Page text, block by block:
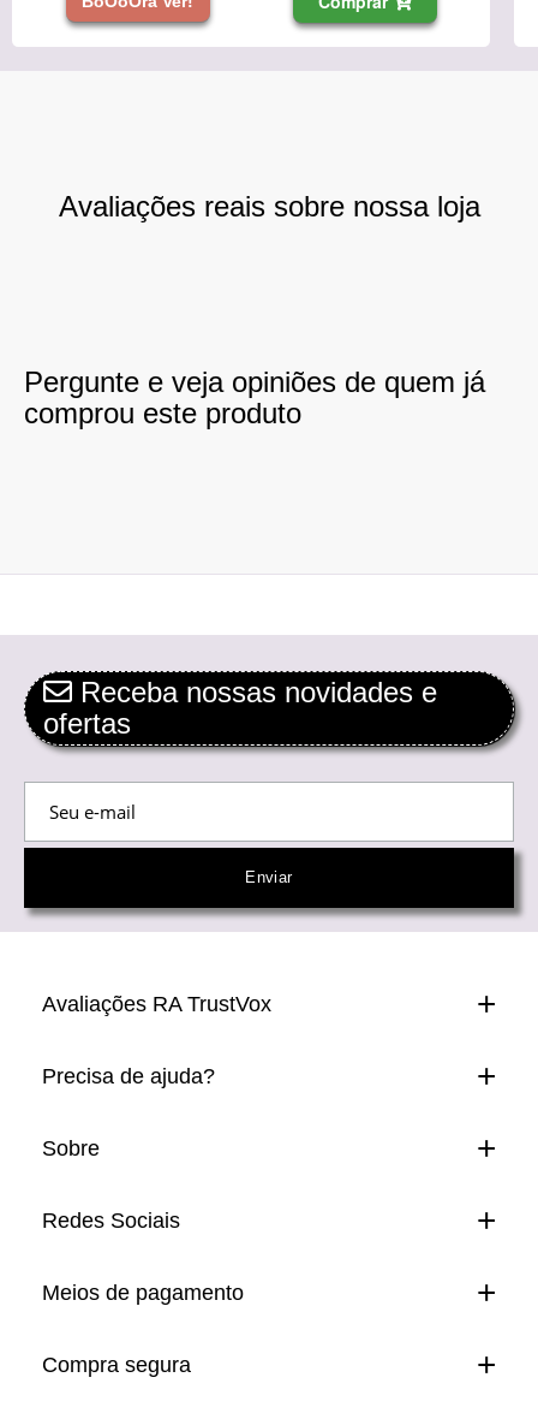
Avaliações reais sobre nossa loja
Pergunte e veja opiniões de quem já
comprou este produto
Receba nossas novidades e
ofertas
Avaliações RA TrustVox
Precisa de ajuda?
Sobre
Redes Sociais
Meios de pagamento
Compra segura